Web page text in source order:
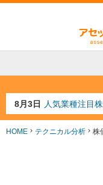
8月3日
人気業種注目
8月2日 金融注目株 8
7月29日 日経225シグ
HOME テクニカル分析 株